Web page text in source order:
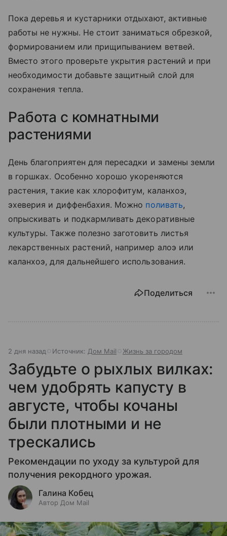
Пока деревья и кустарники отдыхают, активные
работы не нужны. Не стоит заниматься обрезкой,
формированием или прищипыванием ветвей.
Вместо этого проверьте укрытия растений и при
необходимости добавьте защитный слой для
сохранения тепла.
Работа с комнатными
растениями
День благоприятен для пересадки и замены земли
в горшках. Особенно хорошо укореняются
растения, такие как хлорофитум, каланхоэ,
эхеверия и диффенбахия. Можно поливать,
опрыскивать и подкармливать декоративные
культуры. Также полезно заготовить листья
лекарственных растений, например алоэ или
каланхоэ, для дальнейшего использования.
Поделиться
2 дня назад Источник: Дом Mail Жизнь за городом
Забудьте о рыхлых вилках:
чем удобрять капусту в
августе, чтобы кочаны
были плотными и не
трескались
Рекомендации по уходу за культурой для
получения рекордного урожая.
Галина Кобец
Автор Дом Mail